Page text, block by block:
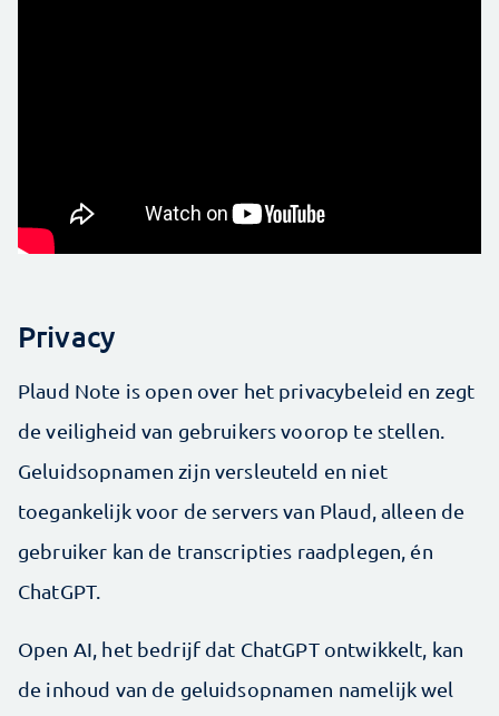
Privacy
Plaud Note is open over het privacybeleid en zegt
de veiligheid van gebruikers voorop te stellen.
Geluids­opnamen zijn versleuteld en niet
toegankelijk voor de servers van Plaud, alleen de
gebruiker kan de transcripties raadplegen, én
ChatGPT.
Open AI, het bedrijf dat ChatGPT ontwikkelt, kan
de inhoud van de geluids­opnamen namelijk wel